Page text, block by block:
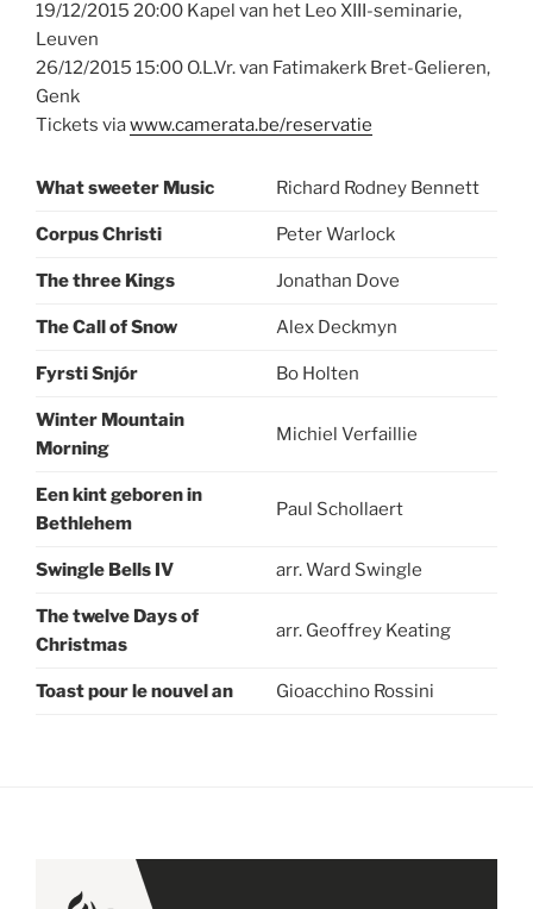
19/12/2015 20:00 Kapel van het Leo XIII-seminarie,
Leuven
26/12/2015 15:00 O.L.Vr. van Fatimakerk Bret-Gelieren,
Genk
Tickets viawww.camerata.be/reservatie
What sweeter Music Richard Rodney Bennett
Corpus Christi Peter Warlock
The three Kings Jonathan Dove
The Call of Snow Alex Deckmyn
Fyrsti Snjór Bo Holten
Winter Mountain
Morning
Michiel Verfaillie
Een kint geboren in
Bethlehem
Paul Schollaert
Swingle Bells IV arr. Ward Swingle
The twelve Days of
Christmas
arr. Geoffrey Keating
Toast pour le nouvel an Gioacchino Rossini